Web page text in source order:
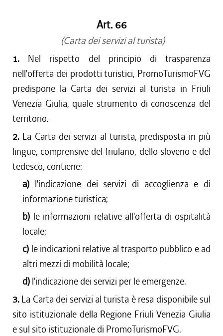
Art. 66
(Carta dei servizi al turista)
1. Nel rispetto del principio di trasparenza
nell'offerta dei prodotti turistici, PromoTurismoFVG
predispone la Carta dei servizi al turista in Friuli
Venezia Giulia, quale strumento di conoscenza del
territorio.
2. La Carta dei servizi al turista, predisposta in più
lingue, comprensive del friulano, dello sloveno e del
tedesco, contiene:
a) l'indicazione dei servizi di accoglienza e di
informazione turistica;
b) le informazioni relative all'offerta di ospitalità
locale;
c) le indicazioni relative al trasporto pubblico e ad
altri mezzi di mobilità locale;
d) l'indicazione dei servizi per le emergenze.
3. La Carta dei servizi al turista è resa disponibile sul
sito istituzionale della Regione Friuli Venezia Giulia
e sul sito istituzionale di PromoTurismoFVG.